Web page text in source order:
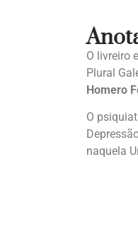
O livreiro
Plural
Homero
O
naquela